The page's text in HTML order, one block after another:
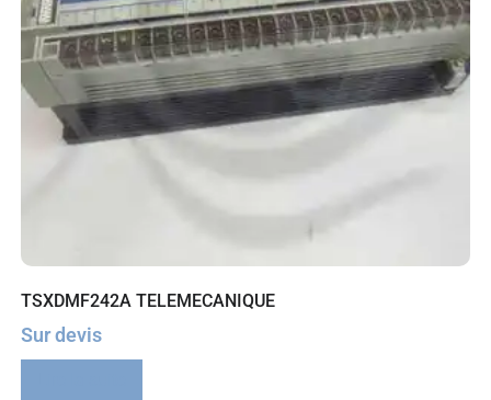
TSXDMF242A TELEMECANIQUE
Sur devis